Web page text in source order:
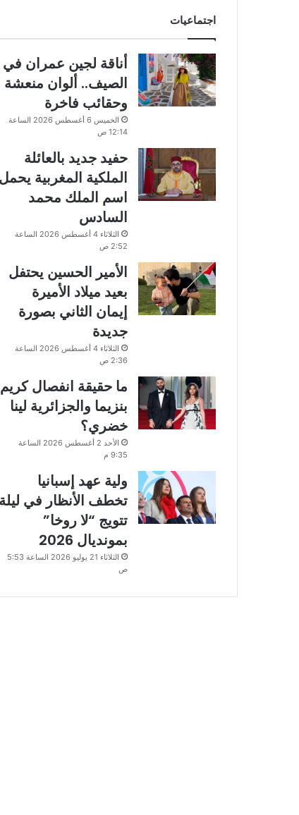
اجتماعيات
أناقة لجين عمران في
الصيف.. ألوان منعشة
وحقائب فاخرة
الخميس 6 أغسطس 2026 الساعة
12:14 ص
حفيد جديد بالعائلة
الملكية المغربية يحمل
اسم الملك محمد
السادس
الثلاثاء 4 أغسطس 2026 الساعة
2:52 ص
الأمير الحسين يحتفل
بعيد ميلاد الأميرة
إيمان الثاني بصورة
جديدة
الثلاثاء 4 أغسطس 2026 الساعة
2:36 ص
ما حقيقة انفصال كريم
بنزيما والجزائرية لينا
خضري؟
الأحد 2 أغسطس 2026 الساعة
9:35 م
ولية عهد إسبانيا
تخطف الأنظار في ليلة
تتويج “لا روخا”
بمونديال 2026
الثلاثاء 21 يوليو 2026 الساعة 5:53
ص